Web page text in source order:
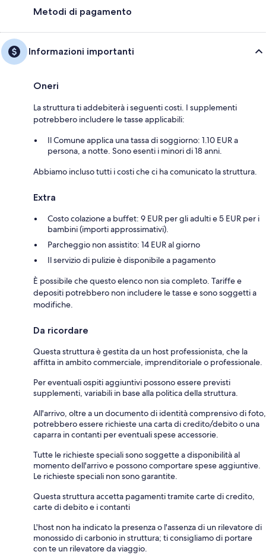
Metodi di pagamento
Informazioni importanti
Oneri
La struttura ti addebiterà i seguenti costi. I supplementi
potrebbero includere le tasse applicabili:
Il Comune applica una tassa di soggiorno: 1.10 EUR a
persona, a notte. Sono esenti i minori di 18 anni.
Abbiamo incluso tutti i costi che ci ha comunicato la struttura.
Extra
Costo colazione a buffet: 9 EUR per gli adulti e 5 EUR per i
bambini (importi approssimativi).
Parcheggio non assistito: 14 EUR al giorno
Il servizio di pulizie è disponibile a pagamento
È possibile che questo elenco non sia completo. Tariffe e
depositi potrebbero non includere le tasse e sono soggetti a
modifiche.
Da ricordare
Questa struttura è gestita da un host professionista, che la
affitta in ambito commerciale, imprenditoriale o professionale.
Per eventuali ospiti aggiuntivi possono essere previsti
supplementi, variabili in base alla politica della struttura.
All'arrivo, oltre a un documento di identità comprensivo di foto,
potrebbero essere richieste una carta di credito/debito o una
caparra in contanti per eventuali spese accessorie.
Tutte le richieste speciali sono soggette a disponibilità al
momento dell'arrivo e possono comportare spese aggiuntive.
Le richieste speciali non sono garantite.
Questa struttura accetta pagamenti tramite carte di credito,
carte di debito e i contanti
L'host non ha indicato la presenza o l'assenza di un rilevatore di
monossido di carbonio in struttura; ti consigliamo di portare
con te un rilevatore da viaggio.